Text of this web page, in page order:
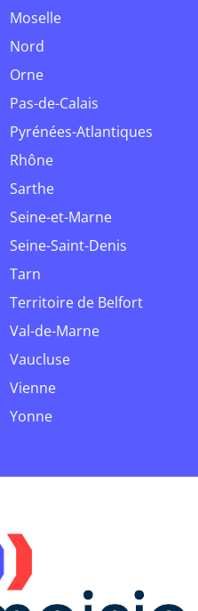
Moselle
Nord
Orne
Pas-de-Calais
Pyrénées-Atlantiques
Rhône
Sarthe
Seine-et-Marne
Seine-Saint-Denis
Tarn
Territoire de Belfort
Val-de-Marne
Vaucluse
Vienne
Yonne